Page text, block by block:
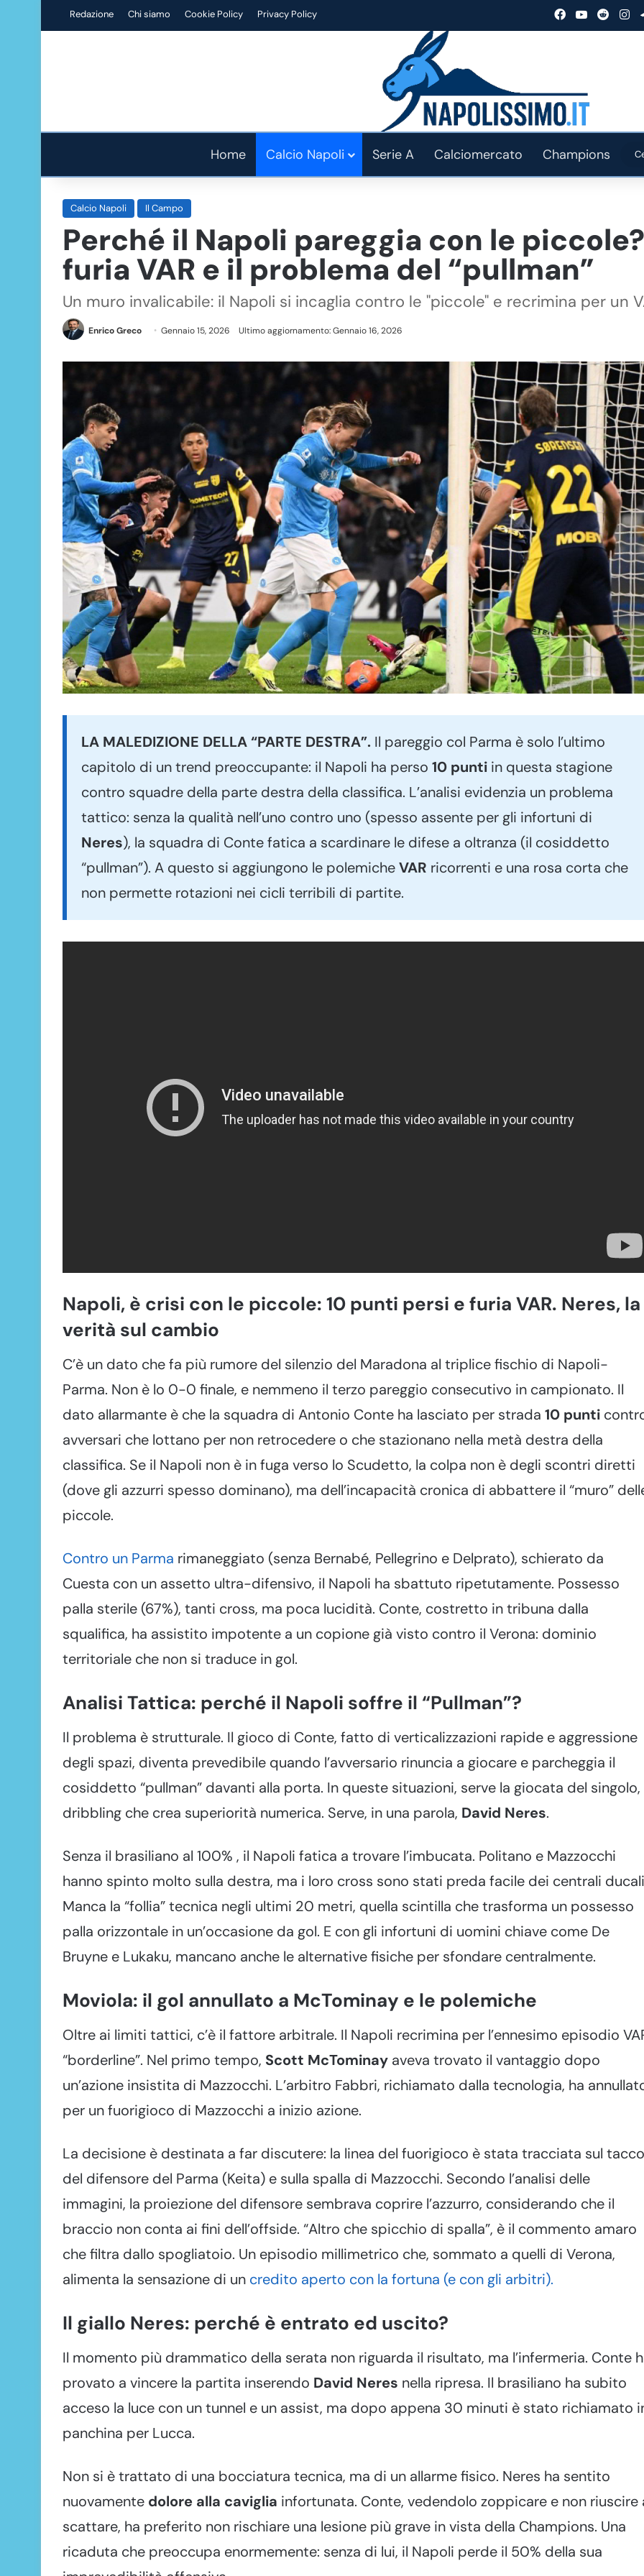
Redazione Chi siamo Cookie Policy Privacy Policy FacebookYou TubeReddit
Home Calcio Napoli Serie A Calciomercato Champions
Calcio Napoli Il Campo
Perché il Napoli pareggia con le
furia VAR e il problema del “pullman”
Un muro invalicabile: il Napoli si incaglia contro le "piccole" e recrimina per un
Enrico Greco Gennaio 15, 2026 Ultimo aggiornamento: Gennaio 16, 2026
LA MALEDIZIONE DELLA “PARTE DESTRA”. Il pareggio col Parma è solo l’ultimo
capitolo di un trend preoccupante: il Napoli ha perso 10 punti in questa stagione
contro squadre della parte destra della classifica. L’analisi evidenzia un problema
tattico: senza la qualità nell’uno contro uno (spesso assente per gli infortuni di
Neres), la squadra di Conte fatica a scardinare le difese a oltranza (il cosiddetto
“pullman”). A questo si aggiungono le polemicheVAR ricorrenti e una rosa corta che
non permette rotazioni nei cicli terribili di partite.
Napoli, è crisi con le piccole: 10 punti persi e furia VAR. Neres, la
verità sul cambio
C’è un dato che fa più rumore del silenzio del Maradona al triplice fischio di Napoli-
Parma. Non è lo 0-0 finale, e nemmeno il terzo pareggio consecutivo in campionato. Il
dato allarmante è che la squadra di Antonio Conte ha lasciato per strada 10 punti
avversari che lottano per non retrocedere o che stazionano nella metà destra della
classifica. Se il Napoli non è in fuga verso lo Scudetto, la colpa non è degli scontri diretti
(dove gli azzurri spesso dominano), ma dell’incapacità cronica di abbattere il “muro”
piccole.
Contro un Parma rimaneggiato (senza Bernabé, Pellegrino e Delprato), schierato da
Cuesta con un assetto ultra-difensivo, il Napoli ha sbattuto ripetutamente. Possesso
palla sterile (67%), tanti cross, ma poca lucidità. Conte, costretto in tribuna dalla
squalifica, ha assistito impotente a un copione già visto contro il Verona: dominio
territoriale che non si traduce in gol.
Analisi Tattica: perché il Napoli soffre il “Pullman”?
Il problema è strutturale. Il gioco di Conte, fatto di verticalizzazioni rapide e aggressione
degli spazi, diventa prevedibile quando l’avversario rinuncia a giocare e parcheggia il
cosiddetto “pullman” davanti alla porta. In queste situazioni, serve la giocata del singolo,
dribbling che crea superiorità numerica. Serve, in una parola, David Neres.
Senza il brasiliano al 100% , il Napoli fatica a trovare l’imbucata. Politano e Mazzocchi
hanno spinto molto sulla destra, ma i loro cross sono stati preda facile dei centrali
Manca la “follia” tecnica negli ultimi 20 metri, quella scintilla che trasforma un possesso
palla orizzontale in un’occasione da gol. E con gli infortuni di uomini chiave come De
Bruyne e Lukaku, mancano anche le alternative fisiche per sfondare centralmente.
Moviola: il gol annullato a McTominay e le polemiche
Oltre ai limiti tattici, c’è il fattore arbitrale. Il Napoli recrimina per l’ennesimo episodio
“borderline”. Nel primo tempo, Scott McTominay aveva trovato il vantaggio dopo
un’azione insistita di Mazzocchi. L’arbitro Fabbri, richiamato dalla tecnologia, ha
per un fuorigioco di Mazzocchi a inizio azione.
La decisione è destinata a far discutere: la linea del fuorigioco è stata tracciata sul tacco
del difensore del Parma (Keita) e sulla spalla di Mazzocchi. Secondo l’analisi delle
immagini, la proiezione del difensore sembrava coprire l’azzurro, considerando che il
braccio non conta ai fini dell’offside. “Altro che spicchio di spalla”, è il commento amaro
che filtra dallo spogliatoio. Un episodio millimetrico che, sommato a quelli di Verona,
alimenta la sensazione di un credito aperto con la fortuna (e con gli arbitri).
Il giallo Neres: perché è entrato ed uscito?
Il momento più drammatico della serata non riguarda il risultato, ma l’infermeria. Conte
provato a vincere la partita inserendo David Neres nella ripresa. Il brasiliano ha subito
acceso la luce con un tunnel e un assist, ma dopo appena 30 minuti è stato richiamato
panchina per Lucca.
Non si è trattato di una bocciatura tecnica, ma di un allarme fisico. Neres ha sentito
nuovamente dolore alla caviglia infortunata. Conte, vedendolo zoppicare e non riuscire
scattare, ha preferito non rischiare una lesione più grave in vista della Champions. Una
ricaduta che preoccupa enormemente: senza di lui, il Napoli perde il 50% della sua